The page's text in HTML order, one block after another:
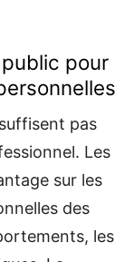
pour
pas
Les
sur les
des
les